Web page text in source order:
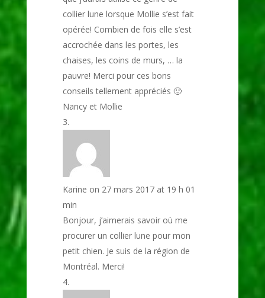
collier lune lorsque Mollie s’est fait
opérée! Combien de fois elle s’est
accrochée dans les portes, les
chaises, les coins de murs, … la
pauvre! Merci pour ces bons
conseils tellement appréciés 🙂
Nancy et Mollie
Karine on 27 mars 2017 at 19 h 01
min
Bonjour, j’aimerais savoir où me
procurer un collier lune pour mon
petit chien. Je suis de la région de
Montréal. Merci!